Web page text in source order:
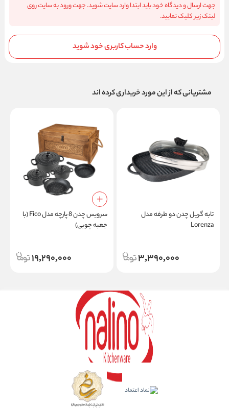
جهت ارسال و دیدگاه خود باید ابتدا وارد سایت شوید. جهت ورود به سایت روی
لینک زیر کلیک نمایید.
وارد حساب کاربری خود شوید
مشتریانی که از این مورد خریداری کرده اند
تابه گریل چدن دو طرفه مدل
Lorenza
3,390,000
سرویس چدن 8 پارچه مدل Fico (با
جعبه چوبی)
19,290,000